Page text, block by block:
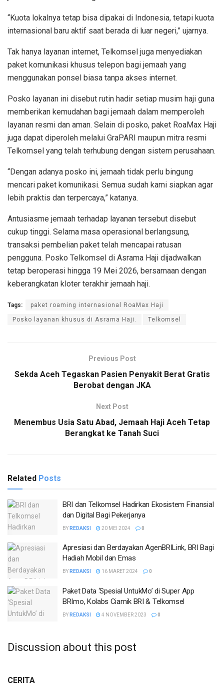
“Kuota lokalnya tetap bisa dipakai di Indonesia, tetapi kuota
internasional baru aktif saat berada di luar negeri,” ujarnya.
Tak hanya layanan internet, Telkomsel juga menyediakan
paket komunikasi khusus telepon bagi jemaah yang
menggunakan ponsel biasa tanpa akses internet.
Posko layanan ini disebut rutin hadir setiap musim haji guna
memberikan kemudahan bagi jemaah dalam memperoleh
layanan resmi dan aman. Selain di posko, paket RoaMax Haji
juga dapat diperoleh melalui GraPARI maupun mitra resmi
Telkomsel yang telah terhubung dengan sistem perusahaan.
“Dengan adanya posko ini, jemaah tidak perlu bingung
mencari paket komunikasi. Semua sudah kami siapkan agar
lebih praktis dan terpercaya,” katanya.
Antusiasme jemaah terhadap layanan tersebut disebut
cukup tinggi. Selama masa operasional berlangsung,
transaksi pembelian paket telah mencapai ratusan
pengguna. Posko Telkomsel di Asrama Haji dijadwalkan
tetap beroperasi hingga 19 Mei 2026, bersamaan dengan
keberangkatan kloter terakhir jemaah haji.
Tags: paket roaming internasional RoaMax Haji
Posko layanan khusus di Asrama Haji. Telkomsel
Previous Post
Sekda Aceh Tegaskan Pasien Penyakit Berat Gratis
Berobat dengan JKA
Next Post
Menembus Usia Satu Abad, Jemaah Haji Aceh Tetap
Berangkat ke Tanah Suci
Related Posts
BRI dan Telkomsel Hadirkan Ekosistem Finansial
dan Digital Bagi Pekerjanya
BY REDAKSI 20 MEI 2024 0
Apresiasi dan Berdayakan AgenBRILink, BRI Bagi
Hadiah Mobil dan Emas
BY REDAKSI 16 MARET 2024 0
Paket Data ‘Spesial UntukMo’ di Super App
BRImo, Kolabs Ciamik BRI & Telkomsel
BY REDAKSI 4 NOVEMBER 2023 0
Discussion about this post
CERITA